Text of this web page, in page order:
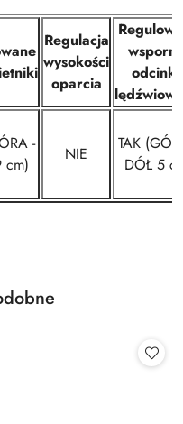
Regulacja
wysokości
oparcia
odcinka
-
cm)
NIE
TAK
DÓŁ 5